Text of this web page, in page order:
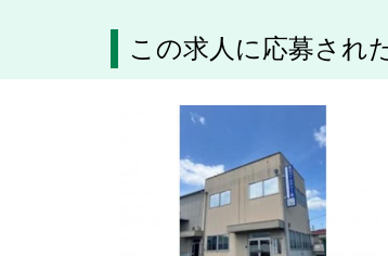
この求人に応募され